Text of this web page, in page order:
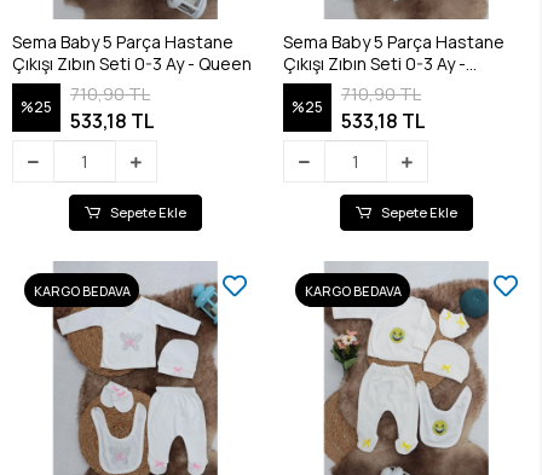
Sema Baby 5 Parça Hastane
Çıkışı Zıbın Seti 0-3 Ay - Queen
%25
710,90 TL
533,18 TL
Sepete Ekle
Sema Baby 5 Parça Hastane
Çıkışı Zıbın Seti 0-3 Ay -
Butterfly
%25
710,90 TL
533,18 TL
Sepete Ekle
KARGO BEDAVA KARGO BEDAVA